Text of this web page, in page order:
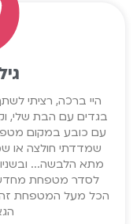
היי ברכה, רציתי
בגדים עם הבת שלי,
עם כובע במקום
שמדדתי חולצה או
מתא הלבשה...
לסדר מטפחת מחדש
הכל מעל המטפחת